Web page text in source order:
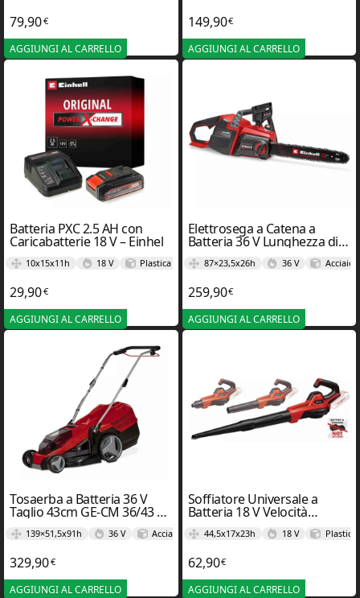
79,90€
AGGIUNGI AL CARRELLO
149,90€
AGGIUNGI AL CARRELLO
Batteria PXC 2.5 AH con
Caricabatterie 18 V – Einhel
10x15x11h 18 V Plastica
29,90€
AGGIUNGI AL CARRELLO
Elettrosega a Catena a
Batteria 36 V Lunghezza di
Taglio 38cm GP-LC 36/40 LI
BL – Einhel
87×23,5x26h 36 V Acciaio
259,90€
AGGIUNGI AL CARRELLO
Tosaerba a Batteria 36 V
Taglio 43cm GE-CM 36/43 LI
– Einhel
139×51,5x91h 36 V Acciaio
329,90€
AGGIUNGI AL CARRELLO
Soffiatore Universale a
Batteria 18 V Velocità
dell’Aria 250 km/h GE-UB
18/235 LI – Einhel
44,5x17x23h 18 V Plastica
62,90€
AGGIUNGI AL CARRELLO